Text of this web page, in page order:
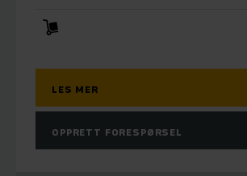
LES MER
OPPRETT FORESPØRSEL